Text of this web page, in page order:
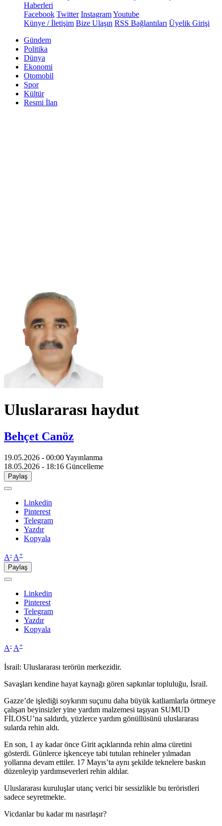
Haberleri
Facebook Twitter InstagramYoutube
Künye / İletişim Bize Ulaşın RSS Bağlantıları Üyelik Girişi
Gündem
Politika
Dünya
Ekonomi
Otomobil
Spor
Kültür
Resmi İlan
Uluslararası haydut
Behçet Canöz
19.05.2026 - 00:00Yayınlanma
18.05.2026 - 18:16 Güncelleme
Paylaş
Linkedin
Pinterest
Telegram
Yazdır
Kopyala
A- A+
Paylaş
Linkedin
Pinterest
Telegram
Yazdır
Kopyala
A- A+
İsrail: Uluslararası terörün merkezidir.
Savaşları kendine hayat kaynağı gören sapkınlar topluluğu, İsrail.
Gazze’de işlediği soykırım suçunu daha büyük katliamlarla örtmeye
çalışan beyinsizler yine yardım malzemesi taşıyan SUMUD
FİLOSU’na saldırdı, yüzlerce yardım gönüllüsünü uluslararası
sularda rehin aldı.
En son, 1 ay kadar önce Girit açıklarında rehin alma cüretini
gösterdi. Günlerce işkenceye tabi tutulan rehineler yılmadan
yollarına devam ettiler. 17 Mayıs’ta aynı şekilde teknelere baskın
düzenleyip yardımseverleri rehin aldılar.
Uluslararası kuruluşlar utanç verici bir sessizlikle bu teröristleri
sadece seyretmekte.
Vicdanlar bu kadar mı nasırlaşır?